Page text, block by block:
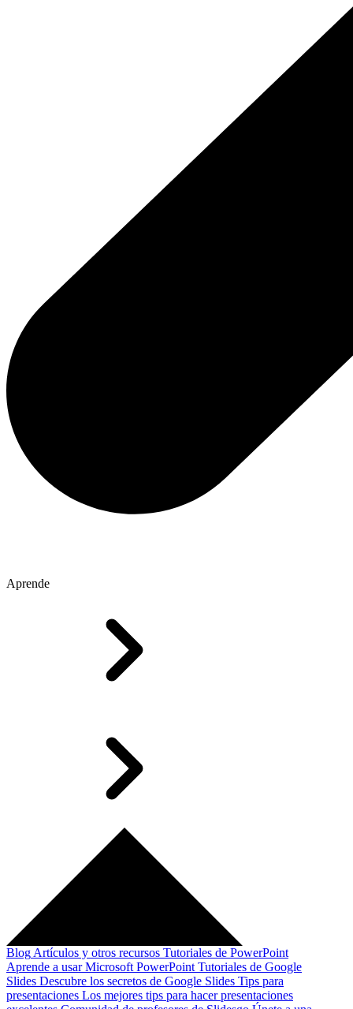
Aprende
Blog Artículos y otros recursos Tutoriales de PowerPoint
Aprende a usar Microsoft PowerPoint Tutoriales de Google
Slides Descubre los secretos de Google Slides Tips para
presentaciones Los mejores tips para hacer presentaciones